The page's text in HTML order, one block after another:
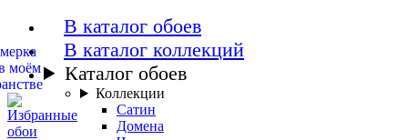
В каталог обоев
В каталог коллекций
Каталог обоев
Коллекции
Сатин
Домена